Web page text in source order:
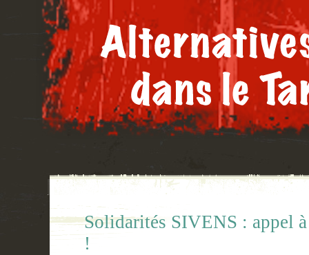
Solidarités SIVENS : appel
!